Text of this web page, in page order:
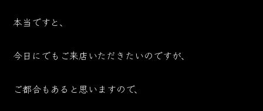
本当ですと、
今日にでもご来店いただきたいのですが、
ご都合もあると思いますので、